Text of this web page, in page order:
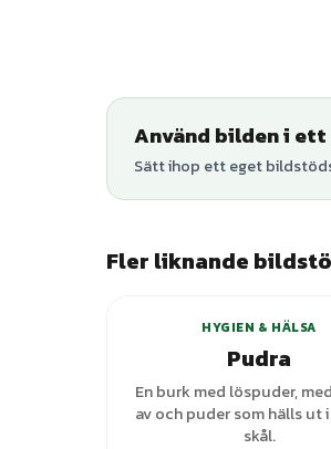
Använd bilden i ett
Sätt ihop ett eget
Fler liknande +1
HYGIEN & HÄLSA
Pudra
En burk med löspuder,
av och puder som hälls ut
skål.